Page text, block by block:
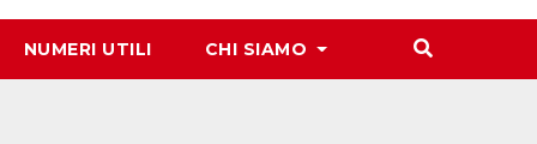
NUMERI UTILI CHI SIAMO